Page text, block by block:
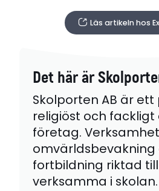
Läs artikeln hos
Det här är
Skolporten AB är ett
religiöst och
företag.
omvärldsbevakning
fortbildning riktad
verksamma i skolan.